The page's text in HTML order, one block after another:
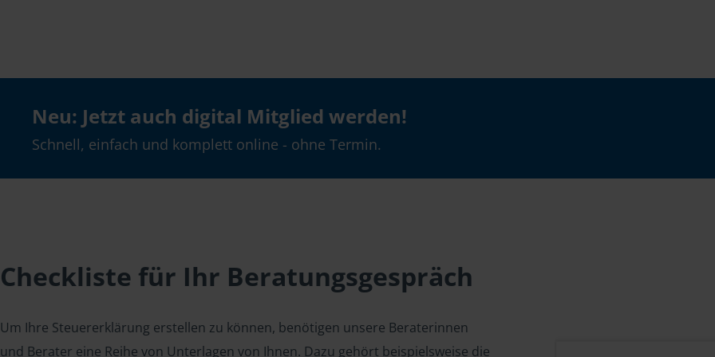
Neu: Jetzt auch digital Mitglied werden!
Schnell, einfach und komplett online - ohne Termin.
Checkliste für Ihr Beratungsgespräch
Um Ihre Steuererklärung erstellen zu können, benötigen unsere Beraterinnen
und Berater eine Reihe von Unterlagen von Ihnen. Dazu gehört beispielsweise die